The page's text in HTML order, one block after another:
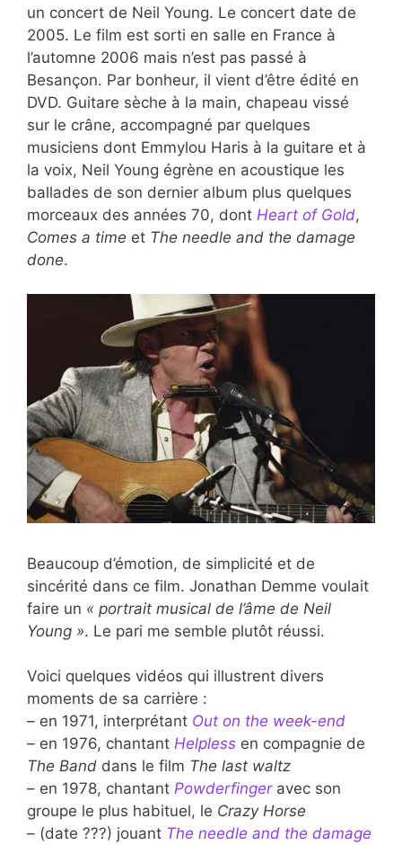
un concert de Neil Young. Le concert date de
2005. Le film est sorti en salle en France à
l’automne 2006 mais n’est pas passé à
Besançon. Par bonheur, il vient d’être édité en
DVD. Guitare sèche à la main, chapeau vissé
sur le crâne, accompagné par quelques
musiciens dont Emmylou Haris à la guitare et à
la voix, Neil Young égrène en acoustique les
ballades de son dernier album plus quelques
morceaux des années 70, dont Heart of Gold,
Comes a time et The needle and the damage
done.
Beaucoup d’émotion, de simplicité et de
sincérité dans ce film. Jonathan Demme voulait
faire un « portrait musical de l’âme de Neil
Young ». Le pari me semble plutôt réussi.
Voici quelques vidéos qui illustrent divers
moments de sa carrière :
– en 1971, interprétant Out on the week-end
– en 1976, chantant Helpless en compagnie de
The Band dans le film The last waltz
– en 1978, chantant Powderfingeravec son
groupe le plus habituel, le Crazy Horse
– (date ???) jouant The needle and the damage